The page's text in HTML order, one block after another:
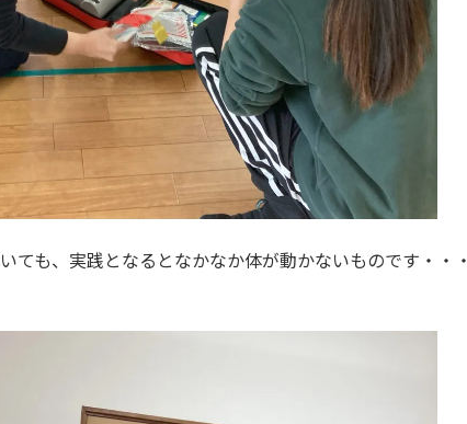
ても、実践となるとなかなか体が動かないものです・・・